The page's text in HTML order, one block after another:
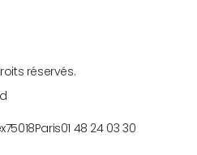
réservés.
75018Paris01 48 24 03 30